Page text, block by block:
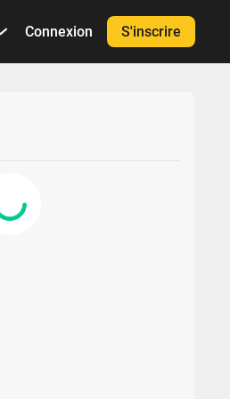
Connexion S'inscrire